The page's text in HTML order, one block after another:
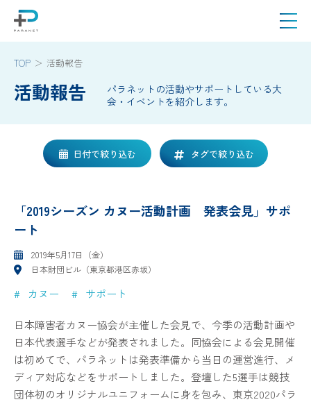
TOP 活動報告
活動報告
パラネットの活動やサポートしている大
会・イベントを紹介します。
日付で絞り込む タグで絞り込む
「2019シーズン カヌー活動計画 発表会見」サポ
ート
2019年5月17日（金）
日本財団ビル（東京都港区赤坂）
カヌー サポート
日本障害者カヌー協会が主催した会見で、今季の活動計画や
日本代表選手などが発表されました。同協会による会見開催
は初めてで、パラネットは発表準備から当日の運営進行、メ
ディア対応などをサポートしました。登壇した5選手は競技
団体初のオリジナルユニフォームに身を包み、東京2020パラ